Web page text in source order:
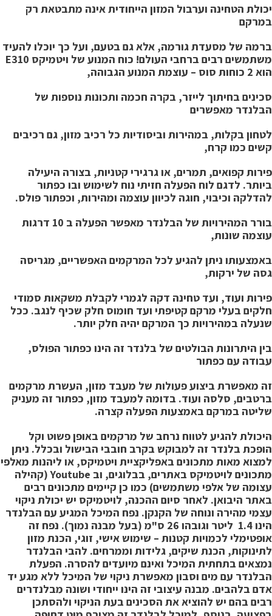
הטחינה וערבול המזון הייחודית אינה מתבטאת רק
של מסעדת גורמה, אלא גם בטעם, ועל כך יוכלו להעיד
רבים ברחבי העולם!
כוח המנוע של ויטמיקס E310
סוס – עוצמת המנוע הגבוהה,
בחיתוך לייזר, בקרה חכמה ותכונות נוספות של
מאפשרים
בקלות, במהירות וביסודיות כל רכיב מזון, גם רכיבים
כמו קרח,
קפואים, תמרים, או גרגירי קטניות, בצורה היעילה
לדגם לוח הפעלה חזיתי נוח לשימוש ובו כפתור
וכיבוי, חוגה לכיוון עוצמה ומהירות, וכפתור פולס.
בורר המהירויות של הבלנדר מאפשר הפעלה ב 10 דרגות
שונות,
ניתן להגיע לכל המרקמים האפשריים, מגריסה
של ירקות,
ועוד, ועד טחינה דקה לגמרי לקבלת משקאות סמודי
בעלי מרקם קטיפתי ועד חומוס חלק שכיף לנגב. ככל
במהירויות כך המרקם יהיה חלק יותר.
היתרונות הבולטים של בלנדר זה הינו כפתור הפולס,
עם כפתור
מאפשרת ביצוע פעולות של מעבד מזון, העשרת מרקמים
סלסה ועוד. בדומה למעבד מזון, כפתור זה מעניק
במרקם באמצעות הפעלה קצרה.
להגיע לטווח נרחב של מרקמים באופן פשוט וקל
בלנדר זה למבוקש בקרב חובבי הבישול ובכלל. ניתן
מאות מתכונים באפליקציית ויטמיקס, או ליהנות מאלפי
מתכונים לויטמיקס באתרים, בבלוגים, וב Youtube (קהילה
של אלפי משתמשים) כמו כן קיימים מתכונים רבים
היבואן. לאחר סיום ההכנה, לויטמיקס יש יכולת ניקוי
מהירה ונוחה של הקנקן. נפח המיכל המגיע עם הבלנדר
הינו 1.4 ליטר וגובהו 26 ס"מ (בעל מבנה נמוך). נפח זה
לכמויות קטנות – שימוש אישי, זוגי, הכנת מזון
הכנת שיקים, גלידות וממרחים. להבי הבלנדר
בתחתית המיכל ואינם מיועדים להסרה. הפעלת
עם מים וסבוןמאפשרת ניקוי של המיכל ללא מגע יד
בלהבים. מבנה עיצובי זה הינו ייחודי ושונה מבלנדרים
בהם יש להוציא את הסכינים בעת הניקוי ולהסתכן